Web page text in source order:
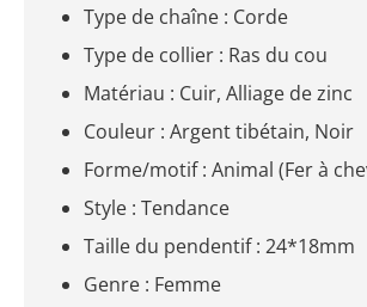
Type de chaîne : Corde
Type de collier : Ras du cou
Matériau : Cuir, Alliage de zinc
Couleur : Argent tibétain, Noir
Forme/motif : Animal (Fer à
Style : Tendance
Taille du pendentif : 24*18mm
Genre : Femme